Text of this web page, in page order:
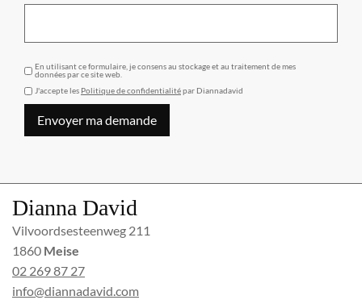
En utilisant ce formulaire, je consens au stockage et au traitement de mes
données par ce site web.
J'accepte les Politique de confidentialitépar Diannadavid
Envoyer ma demande
Dianna David
Vilvoordsesteenweg 211
1860 Meise
02 269 87 27
info@diannadavid.com